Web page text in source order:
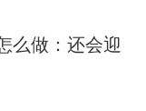
么做：还会迎